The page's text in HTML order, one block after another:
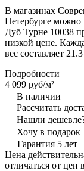
В магазинах
Петербурге
Дуб Турне 10038
низкой цене.
вес составляет 21.3
Подробности
4 099 руб/м²
В наличии
Рассчитать
Нашли
Хочу в подарок
Гарантия 5 лет
Цена
отличаться от цен